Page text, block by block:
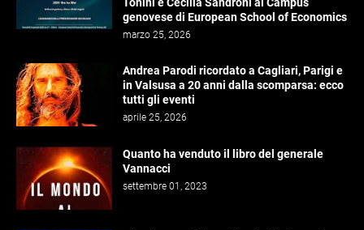
genovese di European School of Economics
marzo 25, 2026
Andrea Parodi ricordato a Cagliari, Parigi e
in Valsusa a 20 anni dalla scomparsa: ecco
tutti gli eventi
aprile 25, 2026
Quanto ha venduto il libro del generale
Vannacci
settembre 01, 2023